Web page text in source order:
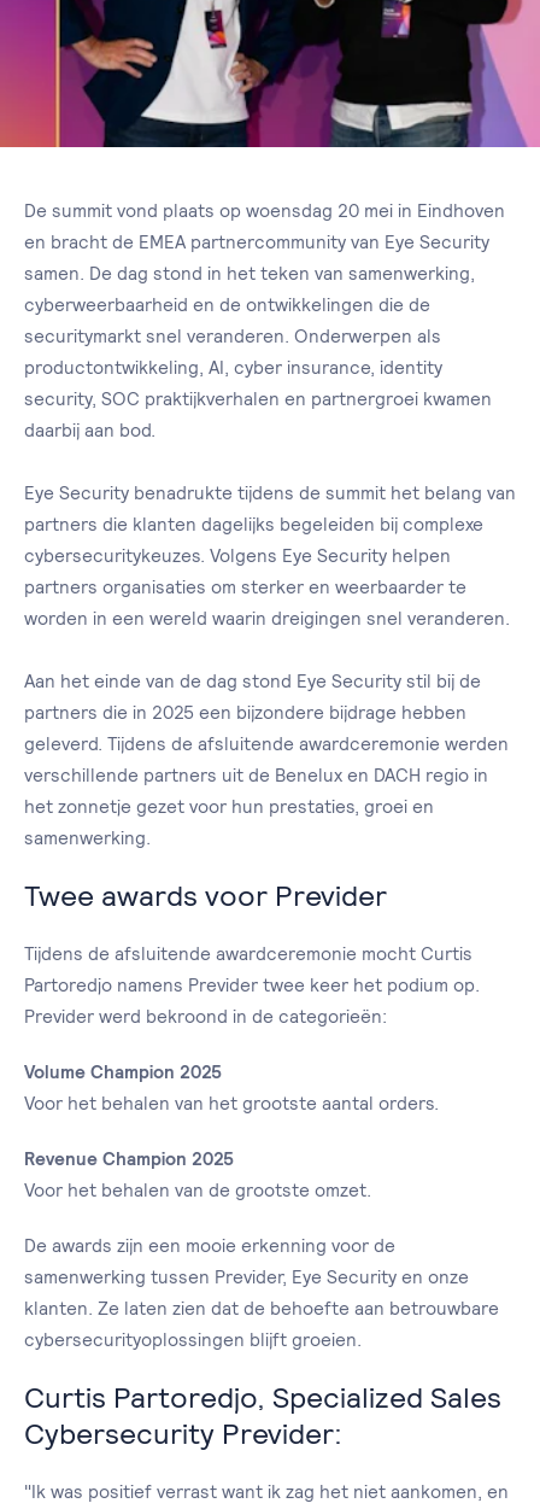
De summit vond plaats op woensdag 20 mei in Eindhoven
en bracht de EMEA partnercommunity van Eye Security
samen. De dag stond in het teken van samenwerking,
cyberweerbaarheid en de ontwikkelingen die de
securitymarkt snel veranderen. Onderwerpen als
productontwikkeling, AI, cyber insurance, identity
security, SOC praktijkverhalen en partnergroei kwamen
daarbij aan bod.
Eye Security benadrukte tijdens de summit het belang van
partners die klanten dagelijks begeleiden bij complexe
cybersecuritykeuzes. Volgens Eye Security helpen
partners organisaties om sterker en weerbaarder te
worden in een wereld waarin dreigingen snel veranderen.
Aan het einde van de dag stond Eye Security stil bij de
partners die in 2025 een bijzondere bijdrage hebben
geleverd. Tijdens de afsluitende awardceremonie werden
verschillende partners uit de Benelux en DACH regio in
het zonnetje gezet voor hun prestaties, groei en
samenwerking.
Twee awards voor Previder
Tijdens de afsluitende awardceremonie mocht Curtis
Partoredjo namens Previder twee keer het podium op.
Previder werd bekroond in de categorieën:
Volume Champion 2025
Voor het behalen van het grootste aantal orders.
Revenue Champion 2025
Voor het behalen van de grootste omzet.
De awards zijn een mooie erkenning voor de
samenwerking tussen Previder, Eye Security en onze
klanten. Ze laten zien dat de behoefte aan betrouwbare
cybersecurityoplossingen blijft groeien.
Curtis Partoredjo, Specialized Sales
Cybersecurity Previder:
"Ik was positief verrast want ik zag het niet aankomen, en